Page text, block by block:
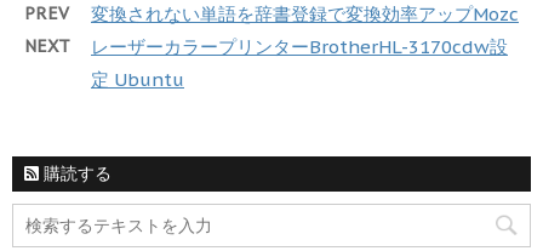
PREV 変換されない単語を辞書登録で変換効率アップMozc
NEXT
レーザーカラープリンターBrotherHL-3170cdw設
定 Ubuntu
購読する